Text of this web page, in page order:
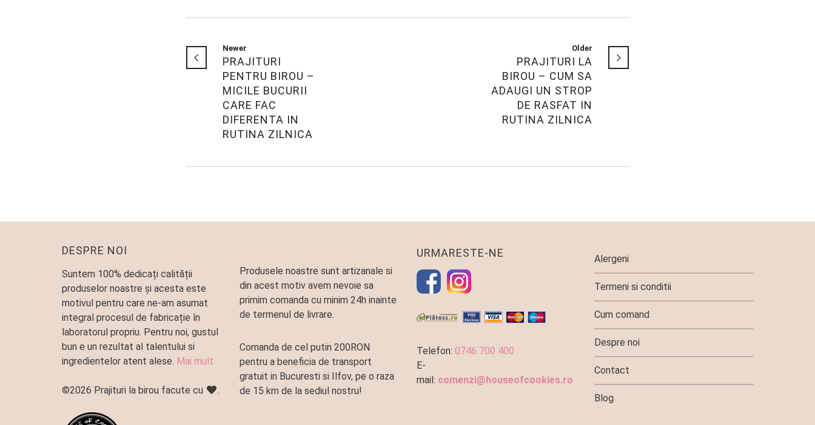
Newer
PRAJITURI
PENTRU BIROU –
MICILE BUCURII
CARE FAC
DIFERENTA IN
RUTINA ZILNICA
Older
PRAJITURI LA
BIROU – CUM SA
ADAUGI UN STROP
DE RASFAT IN
RUTINA ZILNICA
DESPRE NOI
Suntem 100% dedicați calității
produselor noastre și acesta este
motivul pentru care ne-am asumat
integral procesul de fabricație în
laboratorul propriu. Pentru noi, gustul
bun e un rezultat al talentului si
ingredientelor atent alese. Mai mult
©2026 Prajituri la birou facute cu .
Produsele noastre sunt artizanale si
din acest motiv avem nevoie sa
primim comanda cu minim 24h inainte
de termenul de livrare.
Comanda de cel putin 200RON
pentru a beneficia de transport
gratuit in Bucuresti si Ilfov, pe o raza
de 15 km de la sediul nostru!
URMARESTE-NE
Telefon: 0746 700 400
E-
mail: comenzi@houseofcookies.ro
Alergeni
Termeni si conditii
Cum comand
Despre noi
Contact
Blog